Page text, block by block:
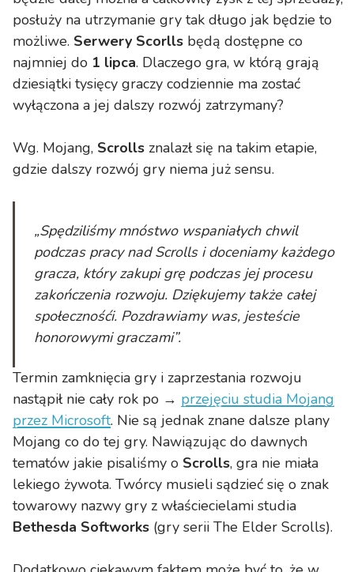
posłuży na utrzymanie gry tak długo jak będzie to
możliwe. Serwery Scorlls będą dostępne co
najmniej do 1 lipca. Dlaczego gra, w którą grają
dziesiątki tysięcy graczy codziennie ma zostać
wyłączona a jej dalszy rozwój zatrzymany?
Wg. Mojang, Scrolls znalazł się na takim etapie,
gdzie dalszy rozwój gry niema już sensu.
„Spędziliśmy mnóstwo wspaniałych chwil
podczas pracy nad Scrolls i doceniamy każdego
gracza, który zakupi grę podczas jej procesu
zakończenia rozwoju. Dziękujemy także całej
społecznośći. Pozdrawiamy was, jesteście
honorowymi graczami”.
Termin zamknięcia gry i zaprzestania rozwoju
nastąpił nie cały rok po → przejęciu studia Mojang
przez Microsoft. Nie są jednak znane dalsze plany
Mojang co do tej gry. Nawiązując do dawnych
tematów jakie pisaliśmy o Scrolls, gra nie miała
lekiego żywota. Twórcy musieli sądzieć się o znak
towarowy nazwy gry z właściecielami studia
Bethesda Softworks (gry serii The Elder Scrolls).